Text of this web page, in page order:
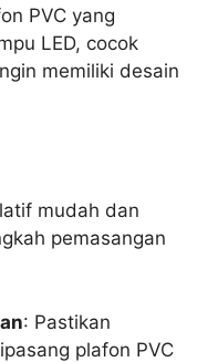
PVC yang
LED, cocok
memiliki desain
mudah dan
pemasangan
: Pastikan
plafon PVC